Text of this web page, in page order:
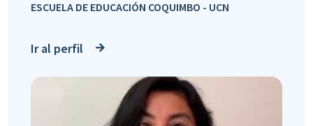
ESCUELA DE EDUCACIÓN COQUIMBO - UCN
Ir al perfil